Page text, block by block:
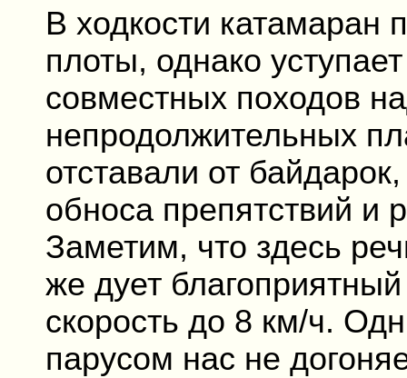
В ходкости катамаран
плоты, однако
совместных походов
непродолжительных
отставали от
обноса препятствий и
Заметим, что здесь
же дует
скорость до 8 км/ч.
парусом нас не